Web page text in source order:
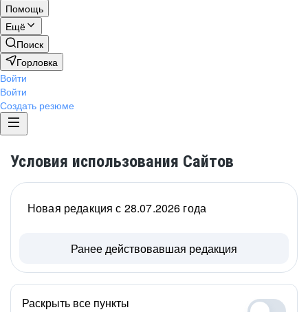
Помощь
Ещё
Поиск
Горловка
Войти
Войти
Создать резюме
Условия использования Сайтов
Новая редакция с 28.07.2026 года
Ранее действовавшая редакция
Раскрыть все пункты